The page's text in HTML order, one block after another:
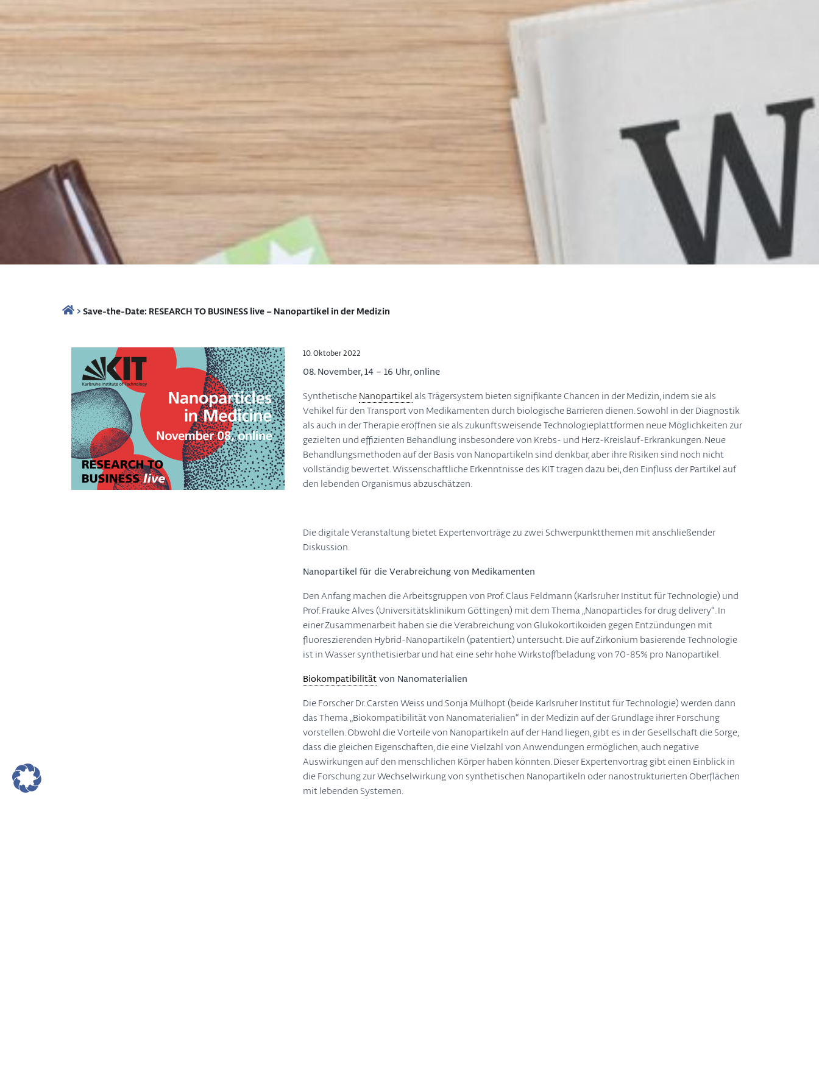
>Save-the-Date: RESEARCH TO BUSINESS live – Nanopartikel in der Medizin
10. Oktober 2022
08. November, 14 – 16 Uhr, online
SynthetischeNanopartikelals Trägersystem bieten signifikante Chancen in der Medizin, indem sie als
Vehikel für den Transport von Medikamenten durch biologische Barrieren dienen. Sowohl in der Diagnostik
als auch in der Therapie eröffnen sie als zukunftsweisende Technologieplattformen neue Möglichkeiten zur
gezielten und effizienten Behandlung insbesondere von Krebs- und Herz-Kreislauf-Erkrankungen. Neue
Behandlungsmethoden auf der Basis von Nanopartikeln sind denkbar, aber ihre Risiken sind noch nicht
vollständig bewertet. Wissenschaftliche Erkenntnisse des KIT tragen dazu bei, den Einfluss der Partikel auf
den lebenden Organismus abzuschätzen.
Die digitale Veranstaltung bietet Expertenvorträge zu zwei Schwerpunktthemen mit anschließender
Diskussion.
Nanopartikel für die Verabreichung von Medikamenten
Den Anfang machen die Arbeitsgruppen von Prof. Claus Feldmann (Karlsruher Institut für Technologie) und
Prof. Frauke Alves (Universitätsklinikum Göttingen) mit dem Thema „Nanoparticles for drug delivery“. In
einer Zusammenarbeit haben sie die Verabreichung von Glukokortikoiden gegen Entzündungen mit
fluoreszierenden Hybrid-Nanopartikeln (patentiert) untersucht. Die auf Zirkonium basierende Technologie
ist in Wasser synthetisierbar und hat eine sehr hohe Wirkstoffbeladung von 70-85% pro Nanopartikel.
Biokompatibilitätvon Nanomaterialien
Die Forscher Dr. Carsten Weiss und Sonja Mülhopt (beide Karlsruher Institut für Technologie) werden dann
das Thema „Biokompatibilität von Nanomaterialien“ in der Medizin auf der Grundlage ihrer Forschung
vorstellen. Obwohl die Vorteile von Nanopartikeln auf der Hand liegen, gibt es in der Gesellschaft die Sorge,
dass die gleichen Eigenschaften, die eine Vielzahl von Anwendungen ermöglichen, auch negative
Auswirkungen auf den menschlichen Körper haben könnten. Dieser Expertenvortrag gibt einen Einblick in
die Forschung zur Wechselwirkung von synthetischen Nanopartikeln oder nanostrukturierten Oberflächen
mit lebenden Systemen.